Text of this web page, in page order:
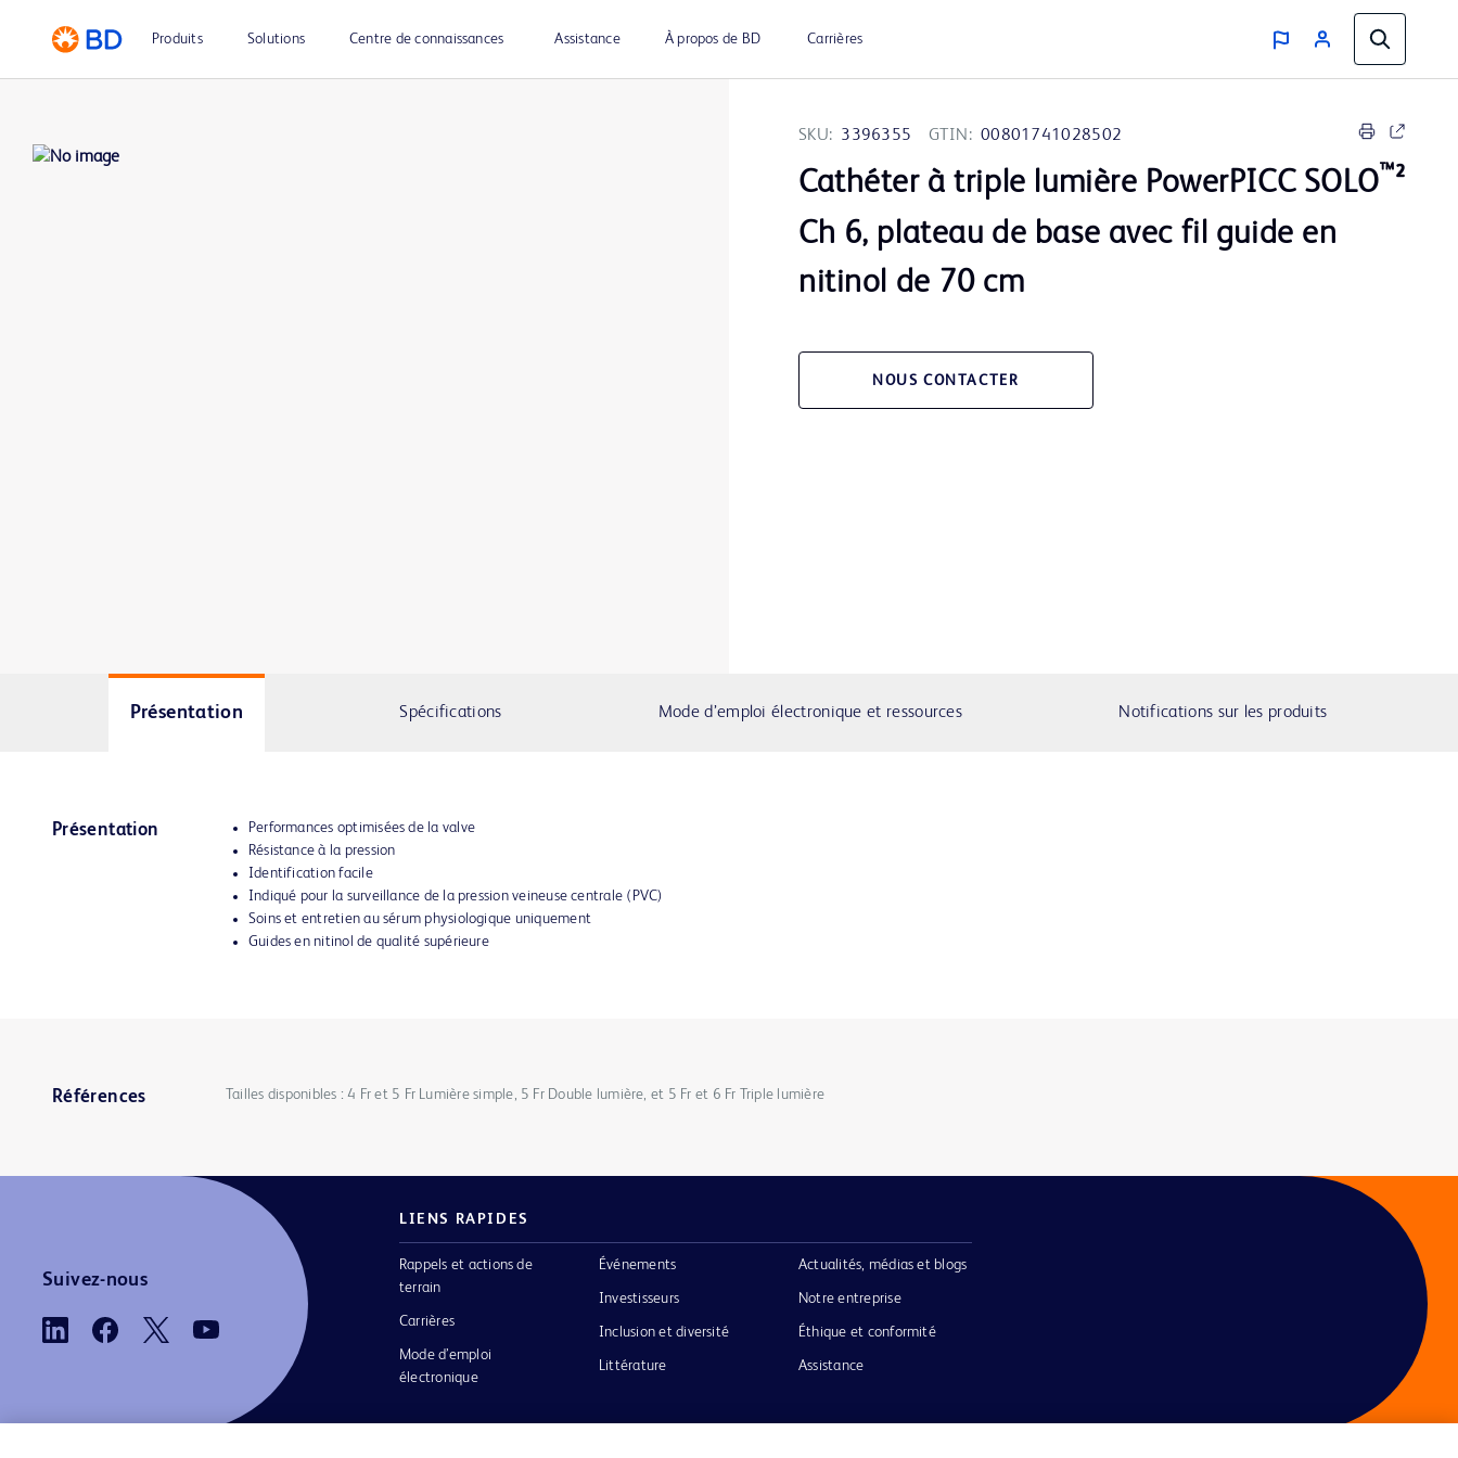
Produits Solutions Centre de connaissances Assistance À propos de BD Carrières
SKU: 3396355 GTIN: 00801741028502
Cathéter à triple lumière PowerPICC SOLO™²
Ch 6, plateau de base avec fil guide en
nitinol de 70 cm
NOUS CONTACTER
Présentation Spécifications Mode d’emploi électronique et ressources Notifications sur les produits
Présentation
Performances optimisées de la valve
Résistance à la pression
Identification facile
Indiqué pour la surveillance de la pression veineuse centrale (PVC)
Soins et entretien au sérum physiologique uniquement
Guides en nitinol de qualité supérieure
Références Tailles disponibles : 4 Fr et 5 Fr Lumière simple, 5 Fr Double lumière, et 5 Fr et 6 Fr Triple lumière
Suivez-nous
LIENS RAPIDES
Rappels et actions de
terrain
Carrières
Mode d’emploi
électronique
Événements
Investisseurs
Inclusion et diversité
Littérature
Actualités, médias et blogs
Notre entreprise
Éthique et conformité
Assistance